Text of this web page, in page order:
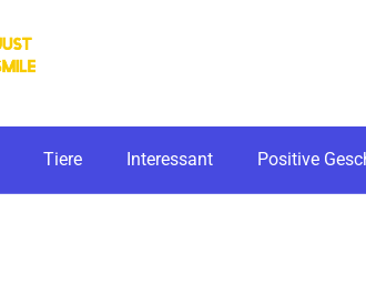
Tiere Interessant Positive